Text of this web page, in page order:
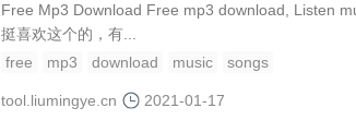
Free Mp3 Download Free mp3 download, Listen
挺喜欢这个的，有...
free
mp3 download music songs
tool.liumingye.cn 2021-01-17